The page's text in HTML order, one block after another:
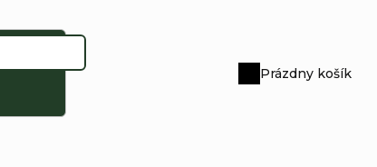
Nákupný
Prázdny košík